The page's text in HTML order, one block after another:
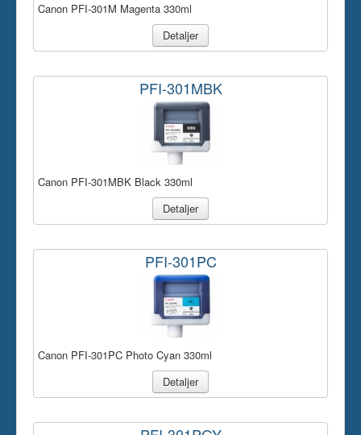
Canon PFI-301M Magenta 330ml
Detaljer
PFI-301MBK
Canon PFI-301MBK Black 330ml
Detaljer
PFI-301PC
Canon PFI-301PC Photo Cyan 330ml
Detaljer